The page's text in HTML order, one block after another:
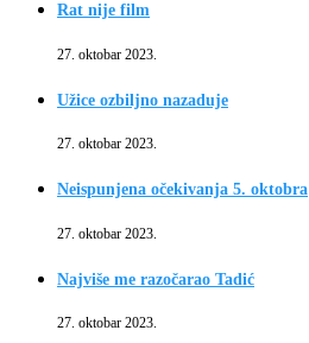
Rat nije film
27. oktobar 2023.
Užice ozbiljno nazaduje
27. oktobar 2023.
Neispunjena očekivanja 5. oktobra
27. oktobar 2023.
Najviše me razočarao Tadić
27. oktobar 2023.